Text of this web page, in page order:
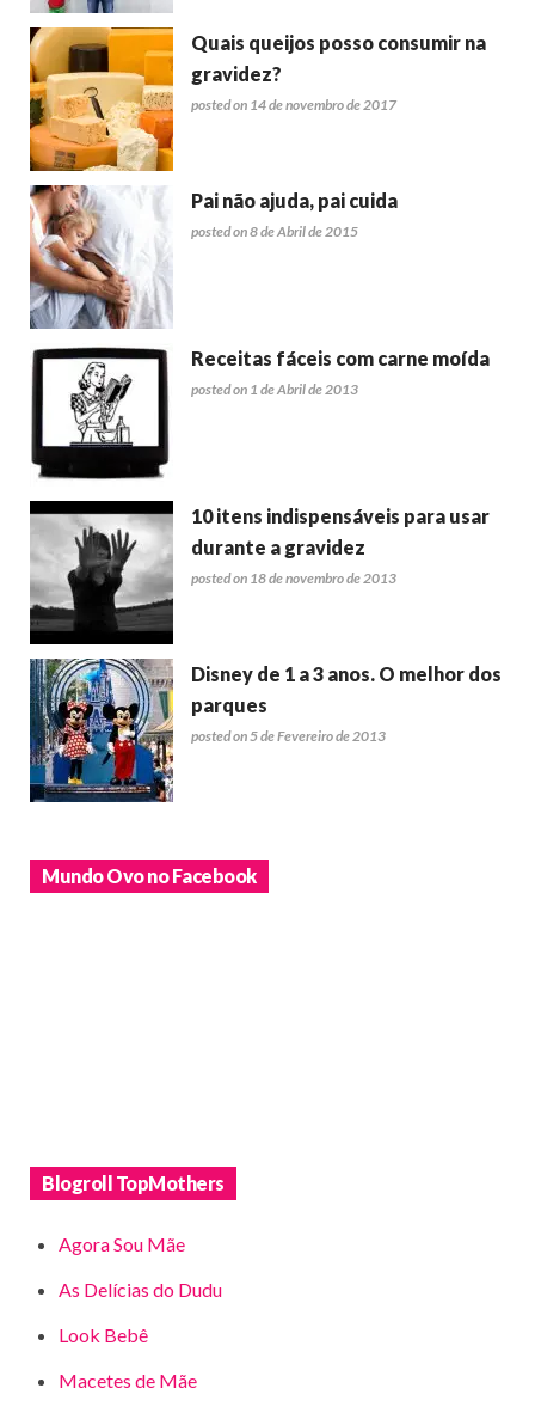
Quais queijos posso consumir na
gravidez?
posted on 14 de novembro de 2017
Pai não ajuda, pai cuida
posted on 8 de Abril de 2015
Receitas fáceis com carne moída
posted on 1 de Abril de 2013
10 itens indispensáveis para usar
durante a gravidez
posted on 18 de novembro de 2013
Disney de 1 a 3 anos. O melhor dos
parques
posted on 5 de Fevereiro de 2013
Mundo Ovo no Facebook
Blogroll TopMothers
Agora Sou Mãe
As Delícias do Dudu
Look Bebê
Macetes de Mãe